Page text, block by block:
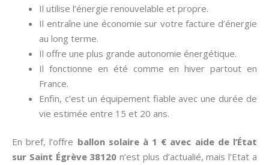
Il utilise l’énergie renouvelable et propre.
Il entraîne une économie sur votre facture d’énergie
au long terme.
Il offre une plus grande autonomie énergétique.
Il fonctionne en été comme en hiver partout en
France.
Enfin, c’est un équipement fiable avec une durée de
vie estimée entre 15 et 20 ans.
En bref, l’offre ballon solaire à 1 € avec aide de l’État
sur Saint Égrève 38120 n’est plus d’actualié, mais l’Etat a